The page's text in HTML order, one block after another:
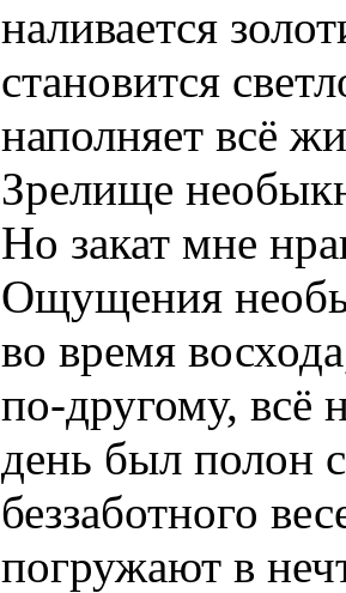
наливается
становится
наполняет всё
Зрелище
Но закат мне
Ощущения
во время
по-другому, всё
день был полон
беззаботного
погружают в